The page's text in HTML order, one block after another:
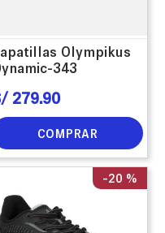
Olympikus
343
279.90
COMPRAR
-20 %